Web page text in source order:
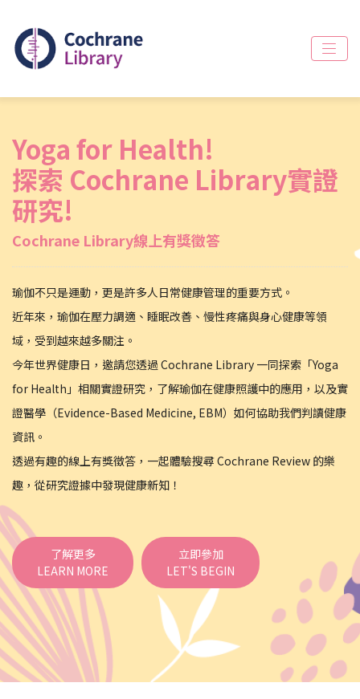
Yoga for Health!
探索 Cochrane Library實證
研究!
Cochrane Library線上有獎徵答
瑜伽不只是運動，更是許多人日常健康管理的重要方式。
近年來，瑜伽在壓力調適、睡眠改善、慢性疼痛與身心健康等領
域，受到越來越多關注。
今年世界健康日，邀請您透過 Cochrane Library 一同探索「Yoga
for Health」相關實證研究，了解瑜伽在健康照護中的應用，以及實
證醫學（Evidence-Based Medicine, EBM）如何協助我們判讀健康
資訊。
透過有趣的線上有獎徵答，一起體驗搜尋 Cochrane Review 的樂
趣，從研究證據中發現健康新知！
了解更多
LEARN MORE
立即參加
LET'S BEGIN